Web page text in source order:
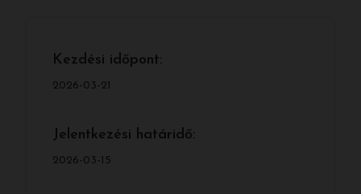
Kezdési időpont:
2026-03-21
Jelentkezési határidő:
2026-03-15